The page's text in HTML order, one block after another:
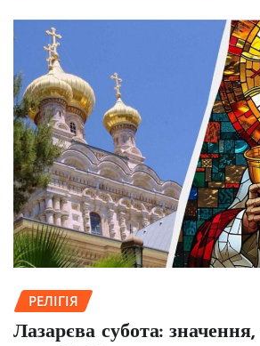
РЕЛІГІЯ
Лазарєва субота: значення,